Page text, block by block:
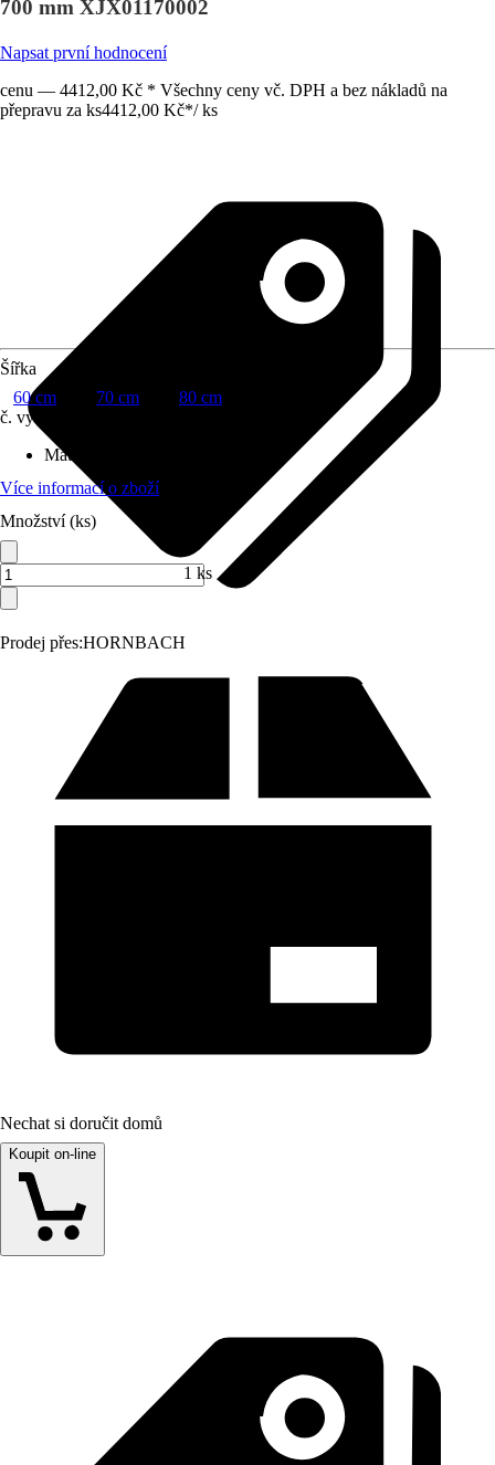
700 mm XJX01170002
Napsat první hodnocení
cenu — 4412,00 Kč * Všechny ceny vč. DPH a bez nákladů na
přepravu za ks4412,00 Kč*/ ks
Prodej přes:HORNBACH
Šířka
60 cm
70 cm
80 cm
č. výrobku
Materiál
Více informací o zboží
Množství (ks)
1 ks
Nechat si doručit domů
Koupit on-line